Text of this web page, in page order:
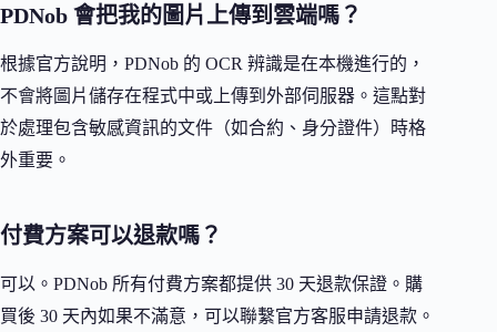
PDNob 會把我的圖片上傳到雲端嗎？
根據官方說明，PDNob 的 OCR 辨識是在本機進行的，
不會將圖片儲存在程式中或上傳到外部伺服器。這點對
於處理包含敏感資訊的文件（如合約、身分證件）時格
外重要。
付費方案可以退款嗎？
可以。PDNob 所有付費方案都提供 30 天退款保證。購
買後 30 天內如果不滿意，可以聯繫官方客服申請退款。